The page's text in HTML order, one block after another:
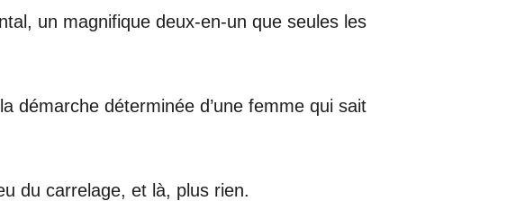
un magnifique deux-en-un que seules les
démarche déterminée d’une femme qui sait
du carrelage, et là, plus rien.